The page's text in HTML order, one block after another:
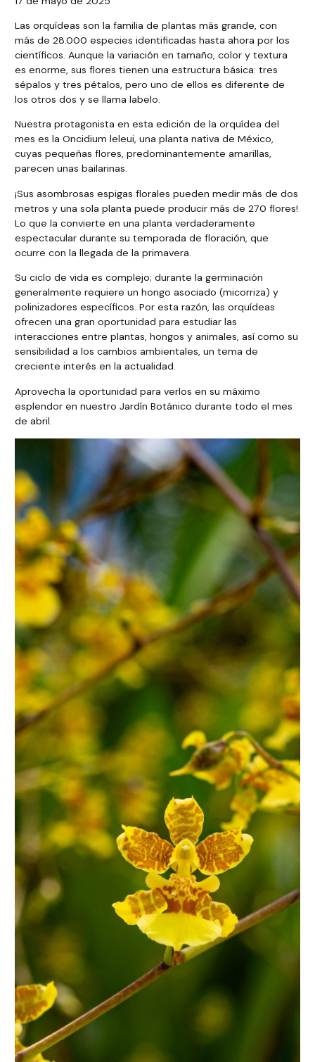
Las orquídeas son la familia de plantas más grande, con
más de 28.000 especies identificadas hasta ahora por los
científicos. Aunque la variación en tamaño, color y textura
es enorme, sus flores tienen una estructura básica: tres
sépalos y tres pétalos, pero uno de ellos es diferente de
los otros dos y se llama labelo.
Nuestra protagonista en esta edición de la orquídea del
mes es la Oncidium leleui, una planta nativa de México,
cuyas pequeñas flores, predominantemente amarillas,
parecen unas bailarinas.
¡Sus asombrosas espigas florales pueden medir más de dos
metros y una sola planta puede producir más de 270 flores!
Lo que la convierte en una planta verdaderamente
espectacular durante su temporada de floración, que
ocurre con la llegada de la primavera.
Su ciclo de vida es complejo; durante la germinación
generalmente requiere un hongo asociado (micorriza) y
polinizadores específicos. Por esta razón, las orquídeas
ofrecen una gran oportunidad para estudiar las
interacciones entre plantas, hongos y animales, así como su
sensibilidad a los cambios ambientales, un tema de
creciente interés en la actualidad.
Aprovecha la oportunidad para verlos en su máximo
esplendor en nuestro Jardín Botánico durante todo el mes
de abril.